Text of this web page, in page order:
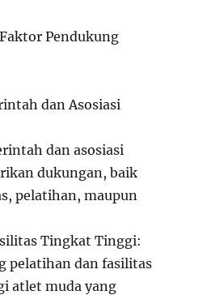
Pendukung
dan Asosiasi
dan asosiasi
dukungan, baik
pelatihan, maupun
Tingkat Tinggi:
pelatihan dan fasilitas
atlet muda yang